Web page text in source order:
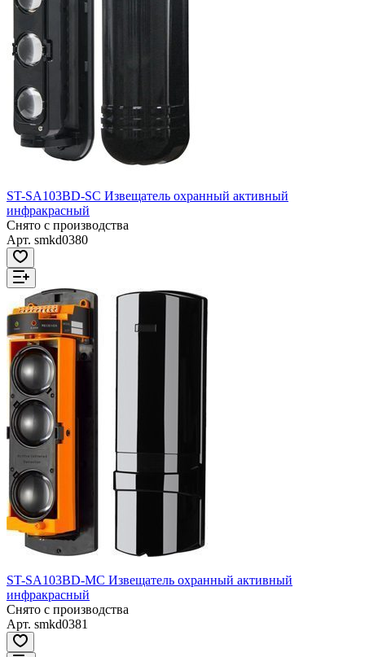
ST-SA103BD-SC Извещатель охранный активный
инфракрасный
Снято с производства
Арт. smkd0380
ST-SA103BD-MC Извещатель охранный активный
инфракрасный
Снято с производства
Арт. smkd0381